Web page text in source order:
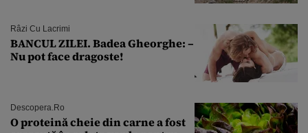
Râzi Cu Lacrimi
BANCUL ZILEI. Badea Gheorghe: –
Nu pot face dragoste!
Descopera.ro
O proteină cheie din carne a fost